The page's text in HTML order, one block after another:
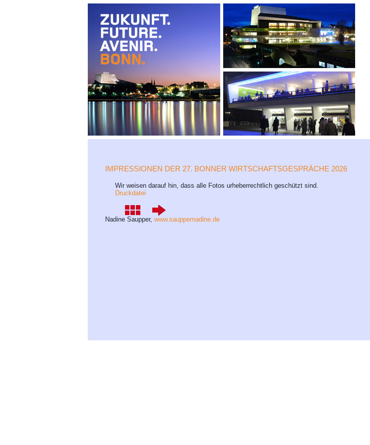
IMPRESSIONEN DER 27. BONNER WIRTSCHAFTSGESPRÄCHE 2026
Wir weisen darauf hin, dass alle Fotos urheberrechtlich geschützt sind.
Druckdatei
Nadine Saupper, www.sauppernadine.de